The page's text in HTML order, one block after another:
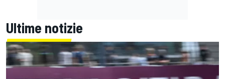
Ultime notizie